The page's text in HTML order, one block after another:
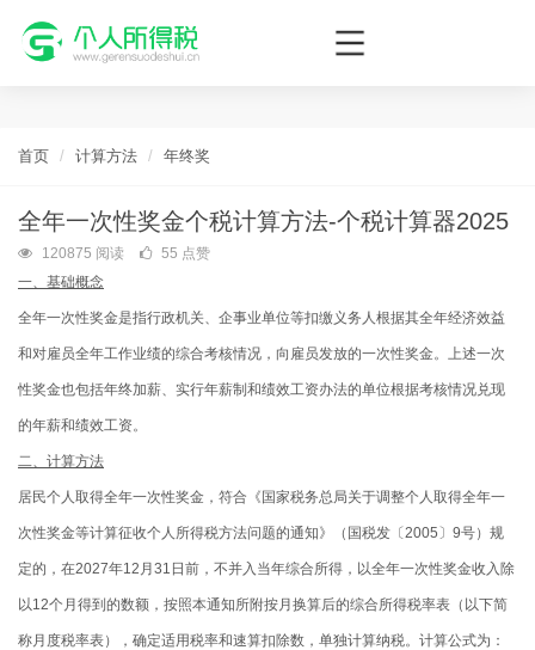
个人所得税网，最新个税资讯平台，您的个税管理专家！
首页 计算方法 年终奖
全年一次性奖金个税计算方法-个税计算器2025
120875 阅读
55 点赞
一、基础概念
全年一次性奖金是指行政机关、企事业单位等扣缴义务人根据其全年经济效益
和对雇员全年工作业绩的综合考核情况，向雇员发放的一次性奖金。上述一次
性奖金也包括年终加薪、实行年薪制和绩效工资办法的单位根据考核情况兑现
的年薪和绩效工资。
二、计算方法
居民个人取得全年一次性奖金，符合《国家税务总局关于调整个人取得全年一
次性奖金等计算征收个人所得税方法问题的通知》（国税发〔2005〕9号）规
定的，在2027年12月31日前，不并入当年综合所得，以全年一次性奖金收入除
以12个月得到的数额，按照本通知所附按月换算后的综合所得税率表（以下简
称月度税率表），确定适用税率和速算扣除数，单独计算纳税。计算公式为：